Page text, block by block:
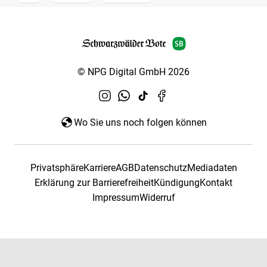
© NPG Digital GmbH 2026
Wo Sie uns noch folgen können
PrivatsphäreKarriereAGBDatenschutzMediadaten
Erklärung zur BarrierefreiheitKündigungKontakt
ImpressumWiderruf